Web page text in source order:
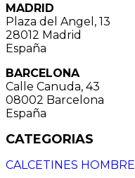
MADRID
Plaza del Angel, 13
28012 Madrid
España
BARCELONA
Calle Canuda, 43
08002 Barcelona
España
CATEGORIAS
CALCETINES HOMBRE